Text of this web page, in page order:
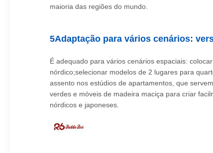
maioria das regiões do mundo.
5Adaptação para vários cenários:
É adequado para vários cenários espaciais:
nórdico;selecionar modelos de 2 lugares para
assento nos estúdios de apartamentos, que
verdes e móveis de madeira maciça para criar
nórdicos e japoneses.